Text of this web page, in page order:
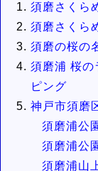
須磨さくら
須磨さくら
須磨の桜の
須磨浦 桜の
ピング
神戸市須磨
須磨浦公
須磨浦公
須磨浦山